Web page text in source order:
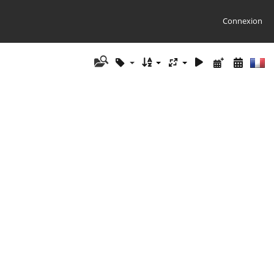
Connexion